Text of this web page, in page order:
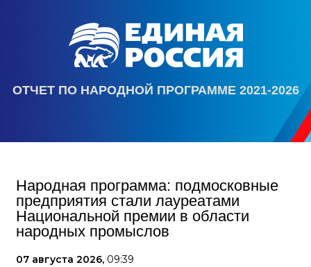
ОТЧЕТ ПО НАРОДНОЙ ПРОГРАММЕ 2021-2026
Народная программа: подмосковные
предприятия стали лауреатами
Национальной премии в области
народных промыслов
07 августа 2026, 09:39